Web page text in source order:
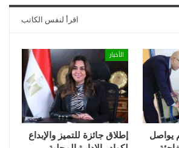
اقرأ لنفس الكاتب
يواصل
الأخبار
إطلاق جائزة للتميز والإبداع